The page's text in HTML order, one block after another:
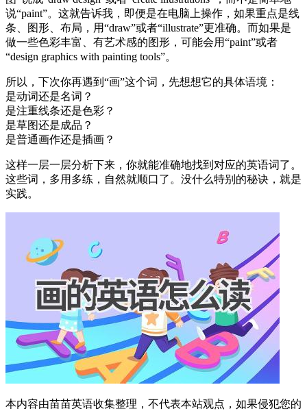
说“paint”。这就告诉我，即便是在电脑上操作，如果重点是线
条、图形、布局，用“draw”或者“illustrate”更准确。而如果是
做一些色彩丰富、有艺术感的图形，可能会用“paint”或者
“design graphics with painting tools”。
所以，下次你再遇到“画”这个词，先想想它的具体语境：
是动词还是名词？
是注重线条还是色彩？
是草图还是成品？
是普通画作还是插画？
这样一层一层分析下来，你就能准确地找到对应的英语词了。
这些词，多用多练，自然就顺口了。没什么特别的秘诀，就是
实践。
本内容由苗苗英语收集整理，不代表本站观点，如果侵犯您的